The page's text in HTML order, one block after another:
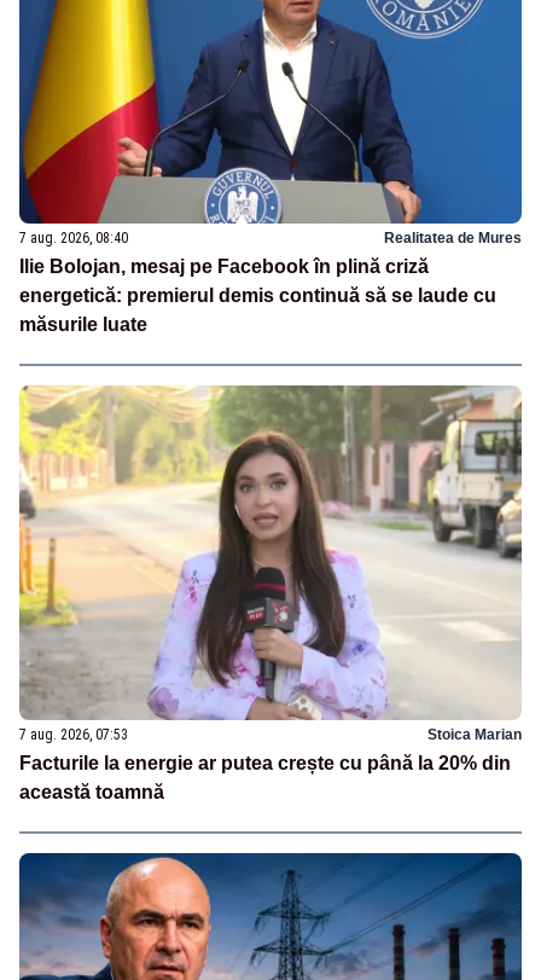
7 aug. 2026, 08:40 Realitatea de Mures
Ilie Bolojan, mesaj pe Facebook în plină criză
energetică: premierul demis continuă să se laude cu
măsurile luate
7 aug. 2026, 07:53 Stoica Marian
Facturile la energie ar putea crește cu până la 20% din
această toamnă